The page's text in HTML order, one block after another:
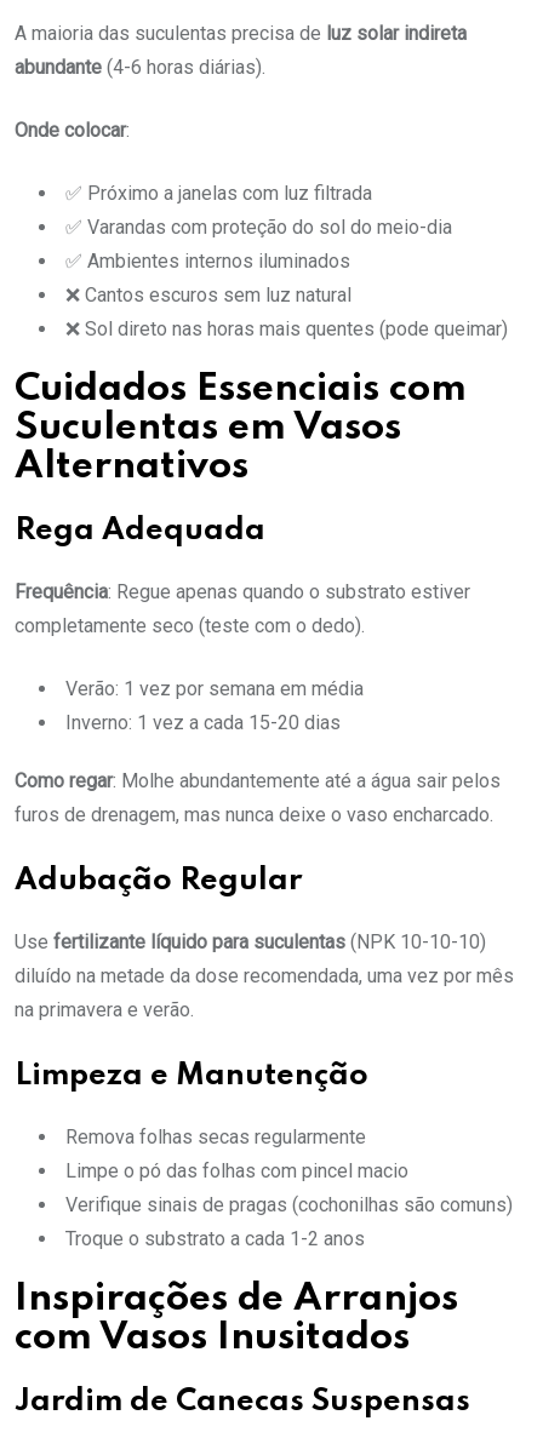
A maioria das suculentas precisa de luz solar indireta
abundante (4-6 horas diárias).
Onde colocar:
✅ Próximo a janelas com luz filtrada
✅ Varandas com proteção do sol do meio-dia
✅ Ambientes internos iluminados
❌ Cantos escuros sem luz natural
❌ Sol direto nas horas mais quentes (pode queimar)
Cuidados Essenciais com
Suculentas em Vasos
Alternativos
Rega Adequada
Frequência: Regue apenas quando o substrato estiver
completamente seco (teste com o dedo).
Verão: 1 vez por semana em média
Inverno: 1 vez a cada 15-20 dias
Como regar: Molhe abundantemente até a água sair pelos
furos de drenagem, mas nunca deixe o vaso encharcado.
Adubação Regular
Use fertilizante líquido para suculentas (NPK 10-10-10)
diluído na metade da dose recomendada, uma vez por mês
na primavera e verão.
Limpeza e Manutenção
Remova folhas secas regularmente
Limpe o pó das folhas com pincel macio
Verifique sinais de pragas (cochonilhas são comuns)
Troque o substrato a cada 1-2 anos
Inspirações de Arranjos
com Vasos Inusitados
Jardim de Canecas Suspensas